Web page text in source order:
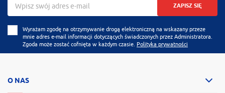
ZAPISZ SIĘ
Wyrażam zgodę na otrzymywanie drogą elektroniczną na wskazany przeze
mnie adres e-mail informacji dotyczących świadczonych przez Administratora.
Zgoda może zostać cofnięta w każdym czasie. Polityka prywatności
O NAS